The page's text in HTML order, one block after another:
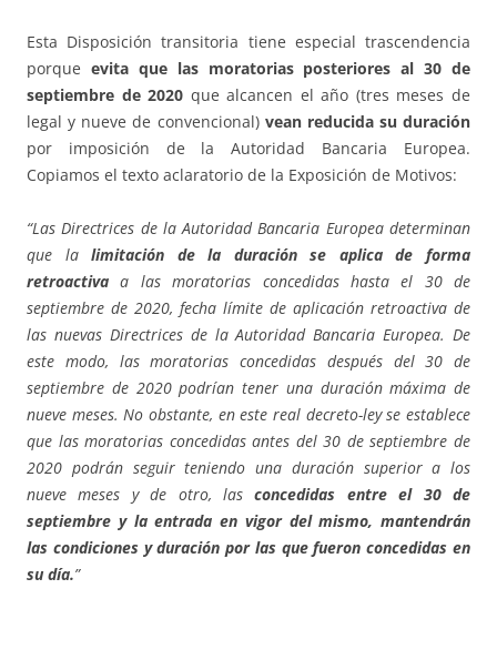
Esta Disposición transitoria tiene especial trascendencia
porque evita que las moratorias posteriores al 30 de
septiembre de 2020 que alcancen el año (tres meses de
legal y nueve de convencional) vean reducida su duración
por imposición de la Autoridad Bancaria Europea.
Copiamos el texto aclaratorio de la Exposición de Motivos:
“Las Directrices de la Autoridad Bancaria Europea determinan
que lalimitación de la duración se aplica de forma
retroactiva a las moratorias concedidas hasta el 30 de
septiembre de 2020, fecha límite de aplicación retroactiva de
las nuevas Directrices de la Autoridad Bancaria Europea. De
este modo, las moratorias concedidas después del 30 de
septiembre de 2020 podrían tener una duración máxima de
nueve meses. No obstante, en este real decreto-ley se establece
que las moratorias concedidas antes del 30 de septiembre de
2020 podrán seguir teniendo una duración superior a los
nueve meses y de otro, lasconcedidas entre el 30 de
septiembre y la entrada en vigor del mismo, mantendrán
las condiciones y duración por las que fueron concedidas en
su día.”